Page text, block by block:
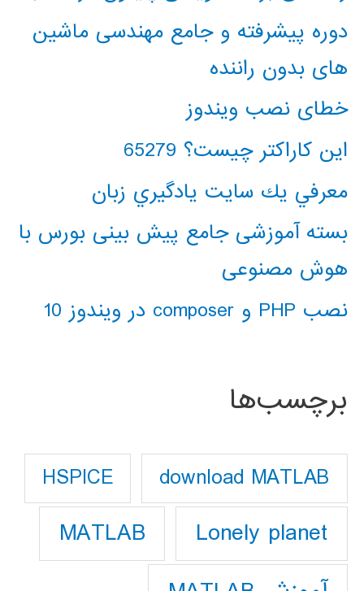
دوره پیشرفته و جامع مهندسی ماشین
های بدون راننده
خطای نصب ویندوز
این کاراکتر چیست؟ 65279
معرفي يك سايت يادگيري زبان
بسته آموزشی جامع پیش بینی بورس با
هوش مصنوعی
نصب PHP و composer در ویندوز 10
برچسب‌ها
download MATLAB
HSPICE
Lonely planet
MATLAB